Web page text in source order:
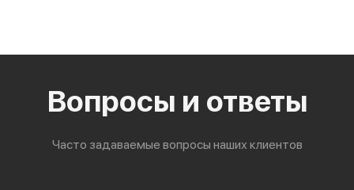
Вопросы и ответы
Часто задаваемые вопросы наших клиентов